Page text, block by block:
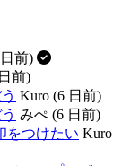
前)
前)
Kuro (6 日前)
みぺ (6 日前)
をつけたい Kuro